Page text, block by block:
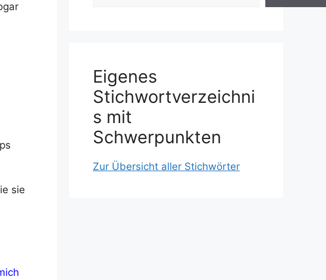
sie
Eigenes
Stichwortverzeichni
s mit
Schwerpunkten
Zur Übersicht aller Stichwörter